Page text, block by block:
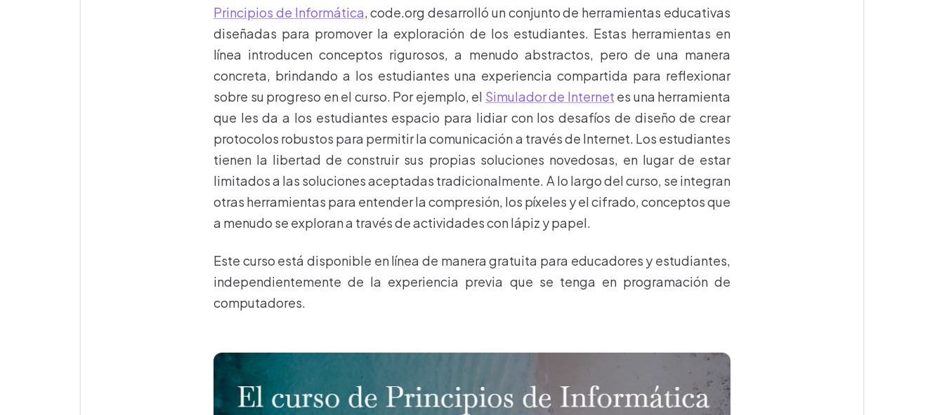
Principios de Informática , code.org desarrolló un conjunto de herramientas educativas
diseñadas para promover la exploración de los estudiantes. Estas herramientas en
línea introducen conceptos rigurosos, a menudo abstractos, pero de una manera
concreta, brindando a los estudiantes una experiencia compartida para reflexionar
sobre su progreso en el curso. Por ejemplo, el Simulador de Internet es una herramienta
que les da a los estudiantes espacio para lidiar con los desafíos de diseño de crear
protocolos robustos para permitir la comunicación a través de Internet. Los estudiantes
tienen la libertad de construir sus propias soluciones novedosas, en lugar de estar
limitados a las soluciones aceptadas tradicionalmente. A lo largo del curso, se integran
otras herramientas para entender la compresión, los píxeles y el cifrado, conceptos que
a menudo se exploran a través de actividades con lápiz y papel.
Este curso está disponible en línea de manera gratuita para educadores y estudiantes,
independientemente de la experiencia previa que se tenga en programación de
computadores.